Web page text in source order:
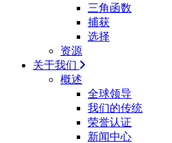
三角函数
捕获
选择
资源
关于我们
概述
全球领导
我们的传统
荣誉认证
新闻中心